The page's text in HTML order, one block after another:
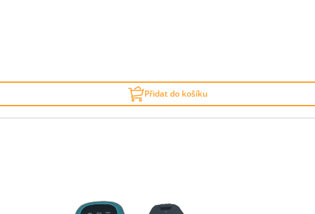
Přidat do košíku